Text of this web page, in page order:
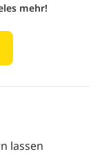
mehr!
lassen